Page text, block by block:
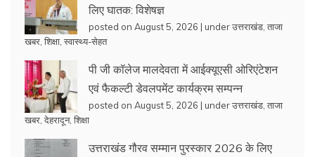
लिए घातक: विशेषज्ञ
posted on August 5, 2026 | underउत्तराखंड ताजा
खबर शिक्षा स्वास्थ्य-सेहत
पी जी कॉलेज मालदेवता में आईक्यूएसी ओरिएंटेशन
एवं फैकल्टी डेवलपमेंट कार्यक्रम सम्पन्न
posted on August 5, 2026 | underउत्तराखंड ताजा
खबर देहरादून, शिक्षा
उत्तराखंड गौरव सम्मान पुरस्कार 2026 के लिए